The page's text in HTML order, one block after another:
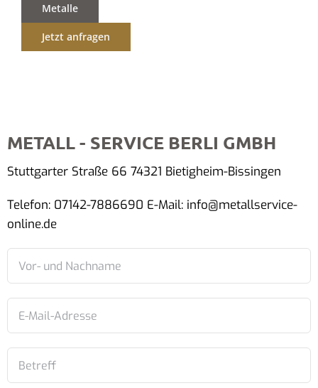
Metalle
Jetzt anfragen
METALL - SERVICE BERLI GMBH
Stuttgarter Straße 66 74321 Bietigheim-Bissingen
Telefon: 07142-7886690 E-Mail: info@metallservice-
online.de